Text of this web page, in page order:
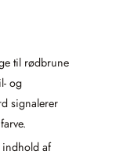
til rødbrune
og
signalerer
af